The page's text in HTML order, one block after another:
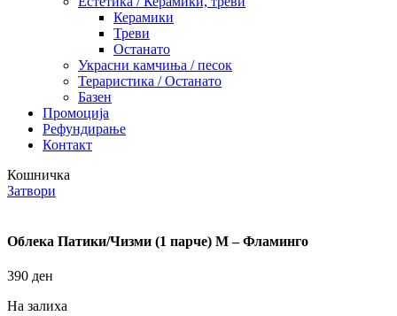
Керамики
Треви
Останато
Украсни камчиња / песок
Тераристика / Останато
Базен
Промоција
Рефундирање
Контакт
Кошничка
Затвори
Облека Патики/Чизми (1 парче) M – Фламинго
390 ден
На залиха